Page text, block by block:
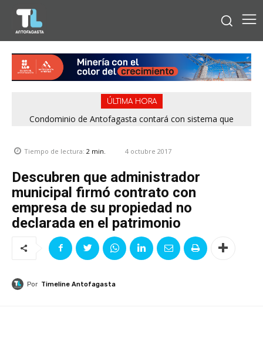
ÚLTIMA HORA
Condominio de Antofagasta contará con sistema que
Ronda extraordinaria en Calama deja cuatro detenidos tras
Tiempo de lectura: 2 min. 4 octubre 2017
Descubren que administrador
municipal firmó contrato con
empresa de su propiedad no
declarada en el patrimonio
Por Timeline Antofagasta